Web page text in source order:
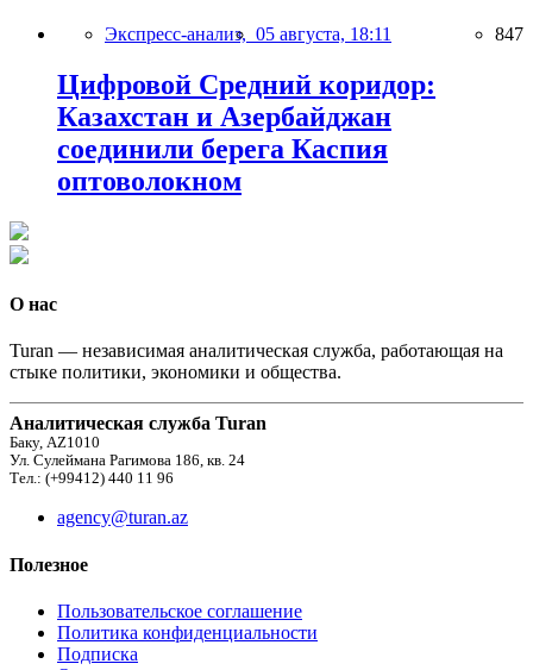
Экспресс-анализ, 05 августа, 18:11 847
Цифровой Средний коридор:
Казахстан и Азербайджан
соединили берега Каспия
оптоволокном
О нас
Turan — независимая аналитическая служба, работающая на
стыке политики, экономики и общества.
Аналитическая служба Turan
Баку, AZ1010
Ул. Сулеймана Рагимова 186, кв. 24
Тел.: (+99412) 440 11 96
agency@turan.az
Полезное
Пользовательское соглашение
Политика конфиденциальности
Подписка